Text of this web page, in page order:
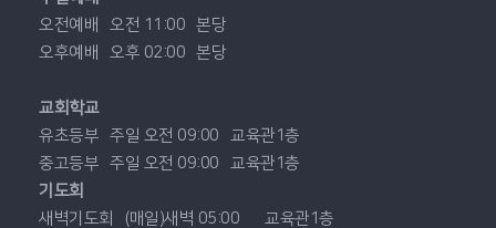
오전예배
오전 11:00 본당
오후예배
오후 02:00 본당
교회학교
유초등부 주일 오전 09:00
교육관1층
중고등부 주일 오전 09:00
교육관1층
기도회
새벽기도회
(매일)새벽 05:00
교육관1층